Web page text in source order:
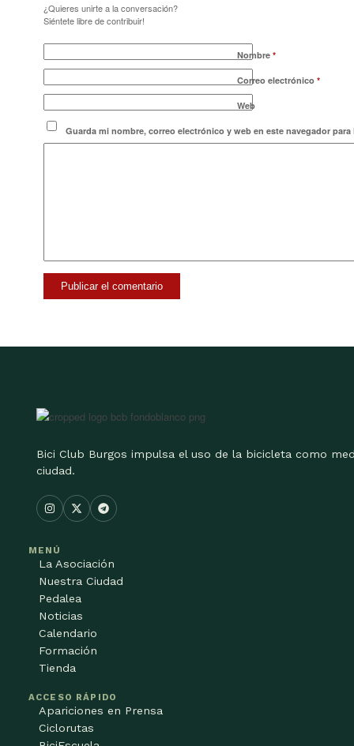
¿Quieres unirte a la conversación?
Siéntete libre de contribuir!
Nombre *
Correo electrónico *
Web
Guarda mi nombre, correo electrónico y web en este navegador
Bici Club Burgos impulsa el uso de la bicicleta como
ciudad.
MENÚ
La Asociación
Nuestra Ciudad
Pedalea
Noticias
Calendario
Formación
Tienda
ACCESO RÁPIDO
Apariciones en Prensa
Ciclorutas